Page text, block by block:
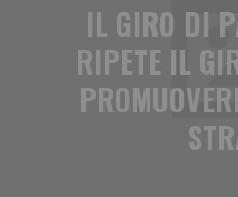
IL GIRO DI
RIPETE IL